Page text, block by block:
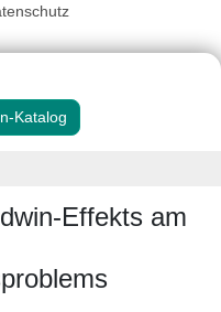
Katalog
Effekts am